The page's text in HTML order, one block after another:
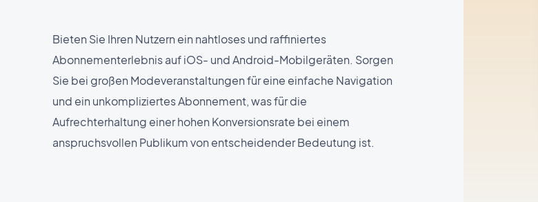
Bieten Sie Ihren Nutzern ein nahtloses und raffiniertes
Abonnementerlebnis auf iOS- und Android-Mobilgeräten. Sorgen
Sie bei großen Modeveranstaltungen für eine einfache Navigation
und ein unkompliziertes Abonnement, was für die
Aufrechterhaltung einer hohen Konversionsrate bei einem
anspruchsvollen Publikum von entscheidender Bedeutung ist.